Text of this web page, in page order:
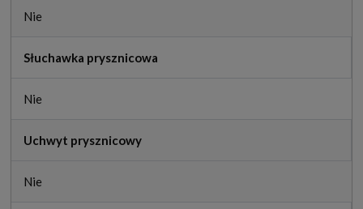
Nie
Słuchawka prysznicowa
Nie
Uchwyt prysznicowy
Nie